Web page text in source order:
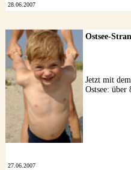
28.06.2007
Ostsee-
Jetzt mit
Ostsee: über
27.06.2007